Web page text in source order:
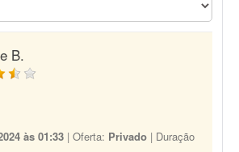
B.
às 01:33 | Oferta: Privado | Duração